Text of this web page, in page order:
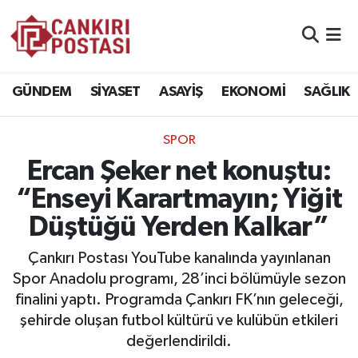
GÜNDEM SİYASET ASAYİŞ EKONOMİ SAĞLIK
SPOR
Ercan Şeker net konuştu:
“Enseyi Karartmayın; Yiğit
Düştüğü Yerden Kalkar”
Çankırı Postası YouTube kanalında yayınlanan
Spor Anadolu programı, 28’inci bölümüyle sezon
finalini yaptı. Programda Çankırı FK’nın geleceği,
şehirde oluşan futbol kültürü ve kulübün etkileri
değerlendirildi.
EKONOMİ
SAĞLIK
SPOR
EĞİTİM
Trafik Durumu
Süper Lig Puan Durumu ve Fikstür
Tüm Manşetler
Son Dakika Haberleri